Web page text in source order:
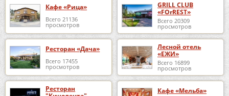
Кафе «Рица»
Всего 21136
просмотров
GRILL CLUB
«FOrREST»
Всего 20309
просмотров
Ресторан «Дача»
Всего 17455
просмотров
Лесной отель
«ЕЖИ»
Всего 16899
просмотров
Ресторан
Кафе «Мельба»